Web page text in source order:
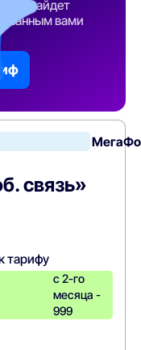
найдет
вами
связь»
тарифу
с 2-го
месяца -
999